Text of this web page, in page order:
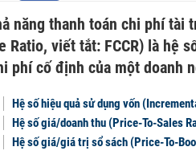
năng thanh toán chi phí tài
Ratio, viết tắt: FCCR) là hệ
phí cố định của một doanh
Hệ số hiệu quả sử dụng vốn
Hệ số giá/doanh thu (Price-To-Sales
Hệ số giá/giá trị sổ sách (Price-To-